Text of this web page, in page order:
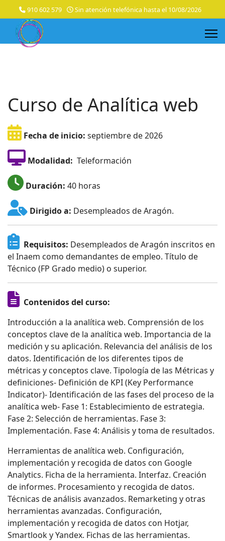
910 602 579 Sin atención telefónica hasta el 10/08/2026
Curso de Analítica web
Fecha de inicio: septiembre de 2026
Modalidad: Teleformación
Duración: 40 horas
Dirigido a: Desempleados de Aragón.
Requisitos: Desempleados de Aragón inscritos en
el Inaem como demandantes de empleo. Título de
Técnico (FP Grado medio) o superior.
Contenidos del curso:
Introducción a la analítica web. Comprensión de los
conceptos clave de la analítica web. Importancia de la
medición y su aplicación. Relevancia del análisis de los
datos. Identificación de los diferentes tipos de
métricas y conceptos clave. Tipología de las Métricas y
definiciones- Definición de KPI (Key Performance
Indicator)- Identificación de las fases del proceso de la
analítica web- Fase 1: Establecimiento de estrategia.
Fase 2: Selección de herramientas. Fase 3:
Implementación. Fase 4: Análisis y toma de resultados.
Herramientas de analítica web. Configuración,
implementación y recogida de datos con Google
Analytics. Ficha de la herramienta. Interfaz. Creación
de informes. Procesamiento y recogida de datos.
Técnicas de análisis avanzados. Remarketing y otras
herramientas avanzadas. Configuración,
implementación y recogida de datos con Hotjar,
Smartlook y Yandex. Fichas de las herramientas.